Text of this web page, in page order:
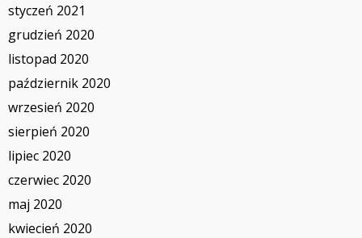
styczeń 2021
grudzień 2020
listopad 2020
październik 2020
wrzesień 2020
sierpień 2020
lipiec 2020
czerwiec 2020
maj 2020
kwiecień 2020